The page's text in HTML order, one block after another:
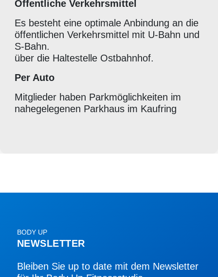
Öffentliche Verkehrsmittel
Es besteht eine optimale Anbindung an die
öffentlichen Verkehrsmittel mit U-Bahn und
S-Bahn.
über die Haltestelle Ostbahnhof.
Per Auto
Mitglieder haben Parkmöglichkeiten im
nahegelegenen Parkhaus im Kaufring
BODY UP
NEWSLETTER
Bleiben Sie up to date mit dem Newsletter